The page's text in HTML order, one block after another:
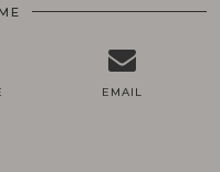
EMAIL